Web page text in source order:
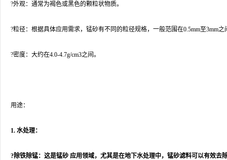
?外观：通常为褐色或黑色的颗粒状物质。
?粒径：根据具体应用需求，锰砂有不同的粒径规格，一般范围在0.5mm至3mm之
?密度：大约在4.0-4.7g/cm3之间。
用途：
1. 水处理：
?除铁除锰：这是锰砂 应用领域，尤其是在地下水处理中，锰砂滤料可以有效